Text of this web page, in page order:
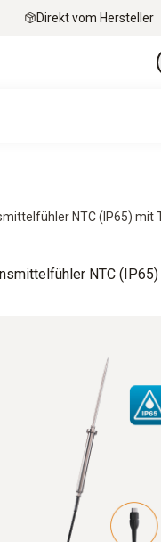
Direkt vom Hersteller
NTC (IP65) mit
NTC